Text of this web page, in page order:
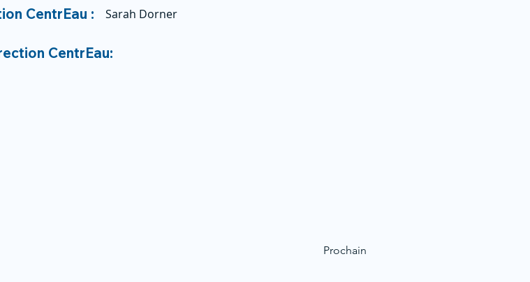
CentrEau : Sarah Dorner
CentrEau:
Prochain